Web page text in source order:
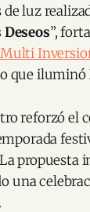
luz
”,
que iluminó
reforzó
propuesta
una